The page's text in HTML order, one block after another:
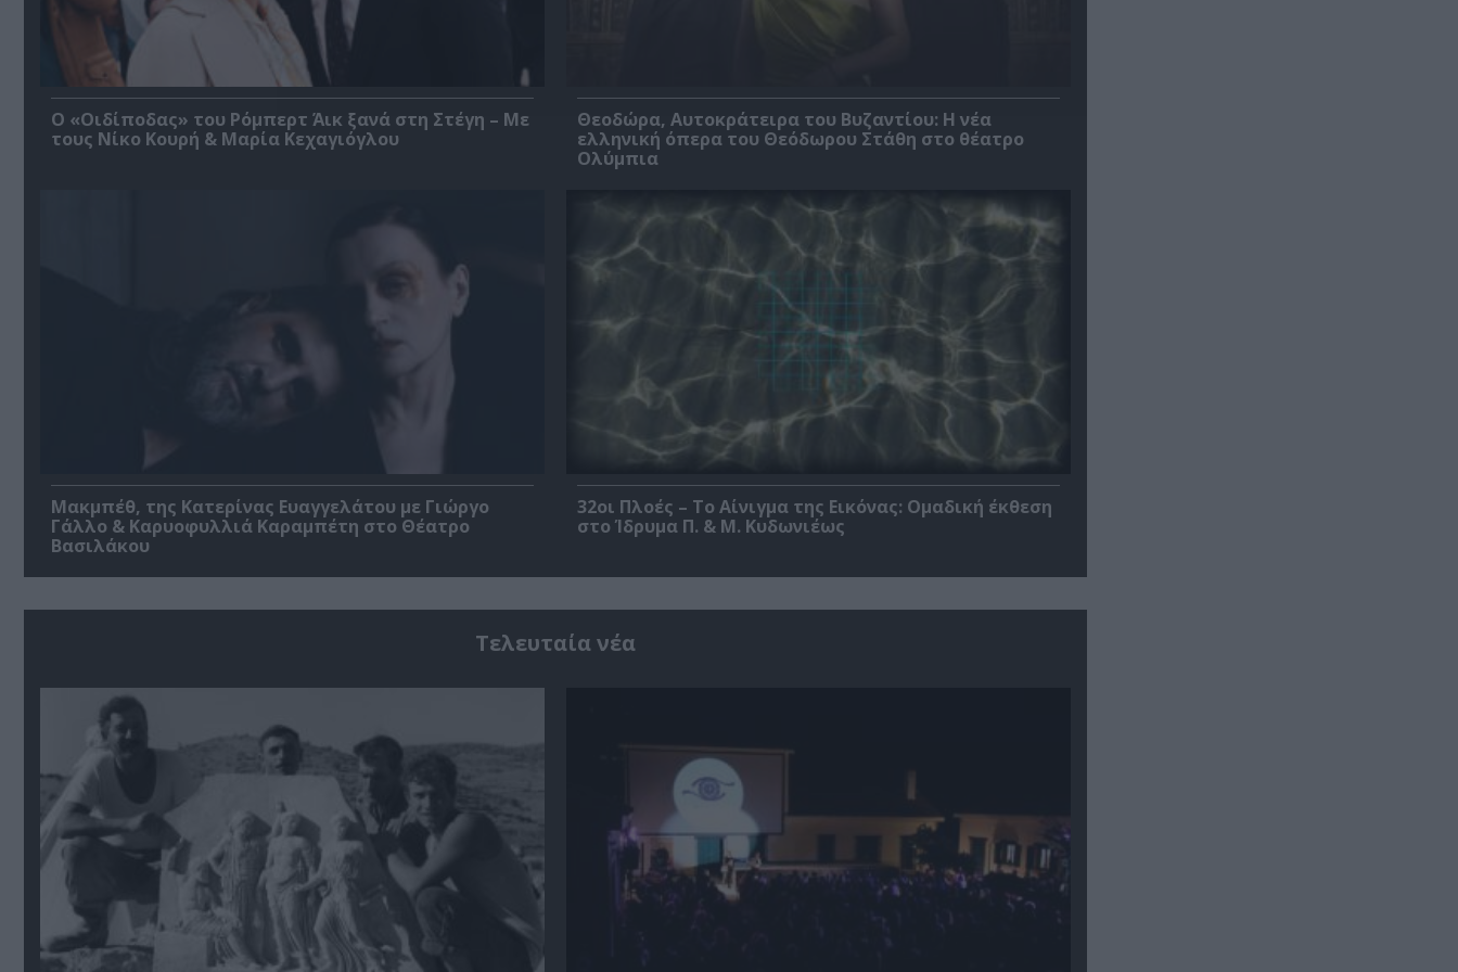
O «Οιδίποδας» του Ρόμπερτ Άικ ξανά στη Στέγη – Με
τους Νίκο Κουρή & Μαρία Κεχαγιόγλου
Θεοδώρα, Αυτοκράτειρα του Βυζαντίου: Η νέα
ελληνική όπερα του Θεόδωρου Στάθη στο θέατρο
Ολύμπια
Μακμπέθ, της Κατερίνας Ευαγγελάτου με Γιώργο
Γάλλο & Καρυοφυλλιά Καραμπέτη στο Θέατρο
Βασιλάκου
32οι Πλοές – Το Αίνιγμα της Εικόνας: Ομαδική έκθεση
στο Ίδρυμα Π. & Μ. Κυδωνιέως
Τελευταία νέα